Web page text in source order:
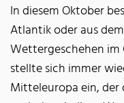
In diesem Oktober
Atlantik oder aus
Wettergeschehen im
stellte sich immer
Mitteleuropa ein,